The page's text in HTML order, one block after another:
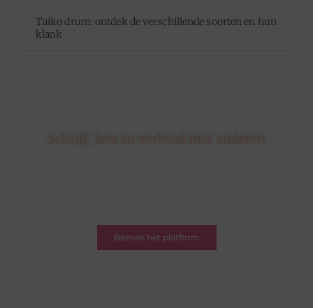
Taiko drum: ontdek de verschillende soorten en hun
klank
Bezoek het platform